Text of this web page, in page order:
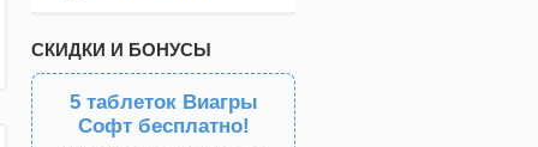
СКИДКИ И БОНУСЫ
5 таблеток Виагры
Софт бесплатно!